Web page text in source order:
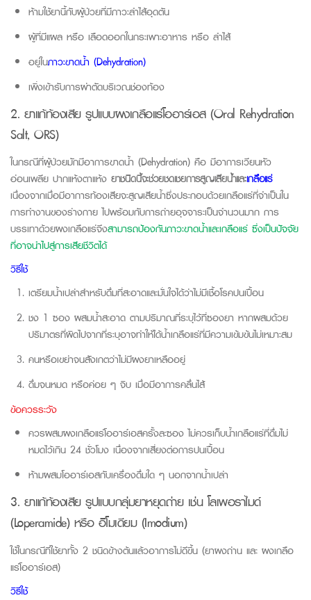
ห้ามใช้ยานี้กับผู้ป่วยที่มีภาวะลำไส้อุดตัน
ผู้ที่มีแผล หรือ เลือดออกในกระเพาะอาหาร หรือ ลำไส้
อยู่ในภาวะขาดน้ำ (Dehydration)
เพิ่งเข้ารับการผ่าตัดบริเวณช่องท้อง
2. ยาแก้ท้องเสีย รูปแบบผงเกลือแร่โออาร์เอส (Oral Rehydration
Salt, ORS)
ในกรณีที่ผู้ป่วยมักมีอาการขาดน้ำ (Dehydration) คือ มีอาการเวียนหัว
อ่อนเพลีย ปากแห้งตาแห้ง ยาชนิดนี้จะช่วยชดเชยการสูญเสียน้ำและเกลือแร่
เนื่องจากเมื่อมีอาการท้องเสียจะสูญเสียน้ำซึ่งประกอบด้วยเกลือแร่ที่จำเป็นใน
การทำงานของร่างกาย ไปพร้อมกับการถ่ายอุจจาระเป็นจำนวนมาก การ
บรรเทาด้วยผงเกลือแร่จึงสามารถป้องกันภาวะขาดน้ำและเกลือแร่ ซึ่งเป็นปัจจัย
ที่อาจนำไปสู่การเสียชีวิตได้
วิธีใช้
เตรียมน้ำเปล่าสำหรับดื่มที่สะอาดและมั่นใจได้ว่าไม่มีเชื้อโรคปนเปื้อน
ชง 1 ซอง ผสมน้ำสะอาด ตามปริมาณที่ระบุไว้ที่ซองยา หากผสมด้วย
ปริมาตรที่ผิดไปจากที่ระบุอาจทำให้ได้น้ำเกลือแร่ที่มีความเข้มข้นไม่เหมาะสม
คนหรือเขย่าจนสังเกตว่าไม่มีผงยาเหลืออยู่
ดื่มจนหมด หรือค่อย ๆ จิบ เมื่อมีอาการคลื่นไส้
ข้อควรระวัง
ควรผสมผงเกลือแร่โออาร์เอสครั้งละซอง ไม่ควรเก็บน้ำเกลือแร่ที่ดื่มไม่
หมดไว้เกิน 24 ชั่วโมง เนื่องจากเสี่ยงต่อการปนเปื้อน
ห้ามผสมโออาร์เอสกับเครื่องดื่มใด ๆ นอกจากน้ำเปล่า
3. ยาแก้ท้องเสีย รูปแบบกลุ่มยาหยุดถ่าย เช่น โลเพอราไมด์
(Loperamide) หรือ อิโมเดียม (Imodium)
ใช้ในกรณีที่ใช้ยาทั้ง 2 ชนิดข้างต้นแล้วอาการไม่ดีขึ้น (ยาผงถ่าน และ ผงเกลือ
แร่โออาร์เอส)
วิธีใช้